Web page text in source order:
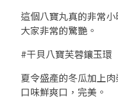
這個八寶丸真的非常
大家非常的驚艷。
#干貝八寶芙蓉鑲玉環
夏令盛產的冬瓜加上
口味鮮爽口，完美。